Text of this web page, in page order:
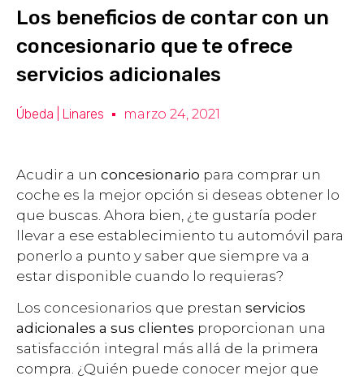
Los beneficios de contar con un
concesionario que te ofrece
servicios adicionales
Úbeda | Linares marzo 24, 2021
Acudir a un concesionario para comprar un
coche es la mejor opción si deseas obtener lo
que buscas. Ahora bien, ¿te gustaría poder
llevar a ese establecimiento tu automóvil para
ponerlo a punto y saber que siempre va a
estar disponible cuando lo requieras?
Los concesionarios que prestan servicios
adicionales a sus clientes proporcionan una
satisfacción integral más allá de la primera
compra. ¿Quién puede conocer mejor que